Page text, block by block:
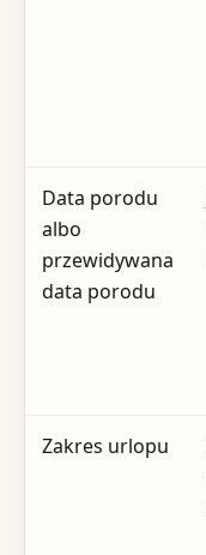
Data porodu
albo
przewidywana
data porodu
Zakres urlopu